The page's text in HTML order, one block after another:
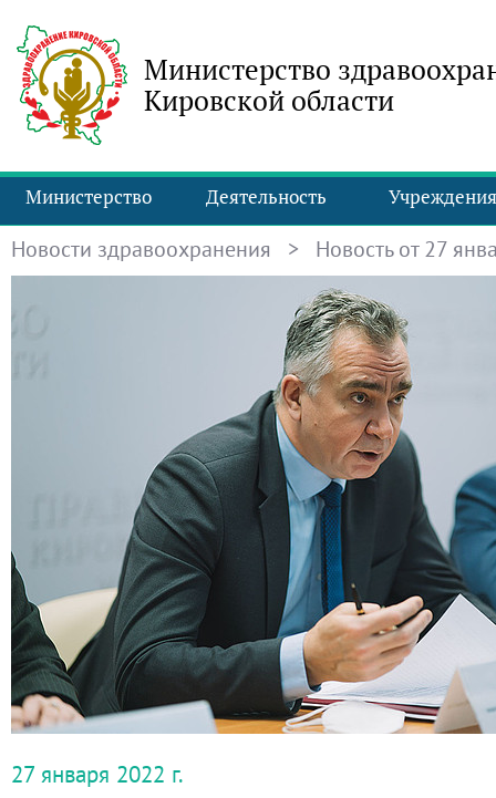
Министерство
Кировской области
Министерство Деятельность Учреждения
Новости здравоохранения > Новость от 27
27 января 2022 г.